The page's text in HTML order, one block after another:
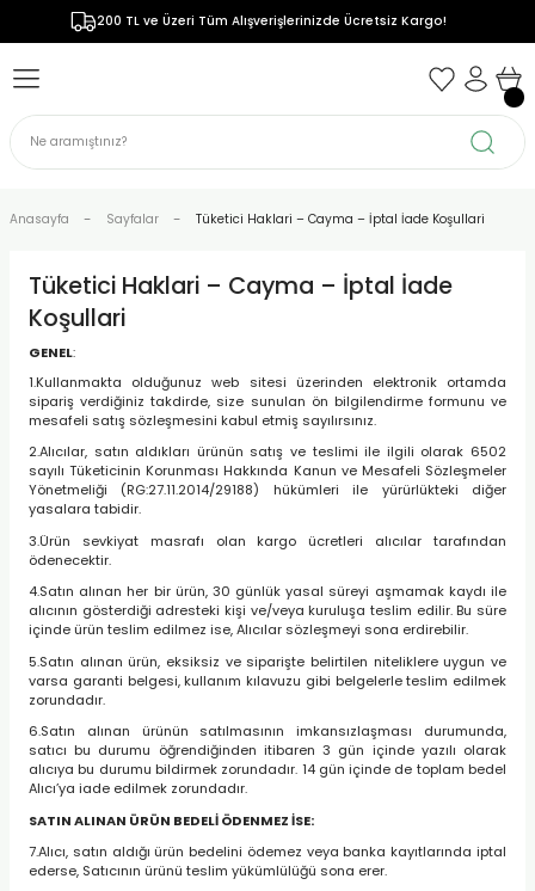
200 TL ve Üzeri Tüm Alışverişlerinizde Ücretsiz Kargo!
Geri Dön
Geri Dön
Geri Dön
Tipi Barkod Okuyucular
Barkod Okuyucular
Yüzeyli Barkod Okuyucular
Okuyucular
Geri Dön
ve Altyapı
Geri Dön
Geri Dön
Geri Dön
ve Hasta Kimliği Barkodlu
Kuralları
ve Kaplamaları
Malzemeleri
Printing Solution
Geri Dön
Motoru Aksesuarları
Tablet Aksesuarları
Kiosk Aksesuarları
Vision ve Sabit Okuyucu
Pil Yönetimi
Anasayfa Sayfalar Tüketici Haklari – Cayma – İptal İade Koşullari
Tüketici Haklari – Cayma – İptal İade
Koşullari
GENEL:
1.Kullanmakta olduğunuz web sitesi üzerinden elektronik ortamda
sipariş verdiğiniz takdirde, size sunulan ön bilgilendirme formunu ve
mesafeli satış sözleşmesini kabul etmiş sayılırsınız.
2.Alıcılar, satın aldıkları ürünün satış ve teslimi ile ilgili olarak 6502
sayılı Tüketicinin Korunması Hakkında Kanun ve Mesafeli Sözleşmeler
Yönetmeliği (RG:27.11.2014/29188) hükümleri ile yürürlükteki diğer
yasalara tabidir.
3.Ürün sevkiyat masrafı olan kargo ücretleri alıcılar tarafından
ödenecektir.
4.Satın alınan her bir ürün, 30 günlük yasal süreyi aşmamak kaydı ile
alıcının gösterdiği adresteki kişi ve/veya kuruluşa teslim edilir. Bu süre
içinde ürün teslim edilmez ise, Alıcılar sözleşmeyi sona erdirebilir.
5.Satın alınan ürün, eksiksiz ve siparişte belirtilen niteliklere uygun ve
varsa garanti belgesi, kullanım kılavuzu gibi belgelerle teslim edilmek
zorundadır.
6.Satın alınan ürünün satılmasının imkansızlaşması durumunda,
satıcı bu durumu öğrendiğinden itibaren 3 gün içinde yazılı olarak
alıcıya bu durumu bildirmek zorundadır. 14 gün içinde de toplam bedel
Alıcı’ya iade edilmek zorundadır.
SATIN ALINAN ÜRÜN BEDELİ ÖDENMEZ İSE:
7.Alıcı, satın aldığı ürün bedelini ödemez veya banka kayıtlarında iptal
ederse, Satıcının ürünü teslim yükümlülüğü sona erer.